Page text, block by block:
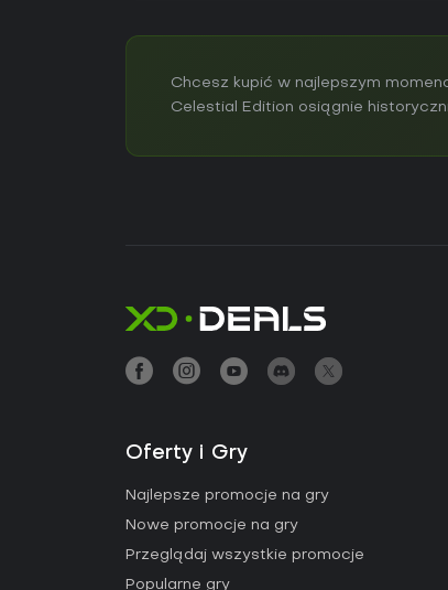
Chcesz kupić w najlepszym
Celestial Edition osiągnie
Oferty i Gry
Najlepsze promocje na gry
Nowe promocje na gry
Przeglądaj wszystkie promocje
Popularne gry